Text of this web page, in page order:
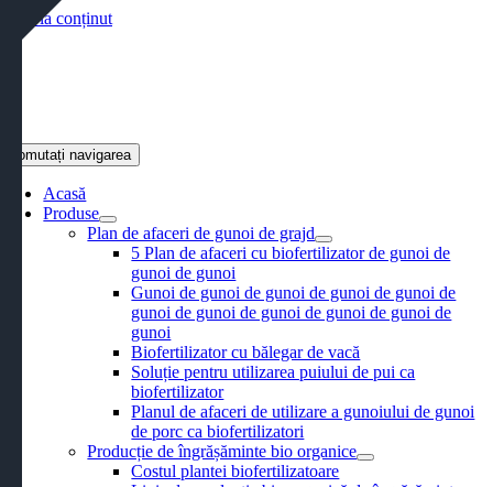
Salt la conținut
Comutați navigarea
Acasă
Produse
Plan de afaceri de gunoi de grajd
5 Plan de afaceri cu biofertilizator de gunoi de
gunoi de gunoi
Gunoi de gunoi de gunoi de gunoi de gunoi de
gunoi de gunoi de gunoi de gunoi de gunoi de
gunoi
Biofertilizator cu bălegar de vacă
Soluție pentru utilizarea puiului de pui ca
biofertilizator
Planul de afaceri de utilizare a gunoiului de gunoi
de porc ca biofertilizatori
Producție de îngrășăminte bio organice
Costul plantei biofertilizatoare